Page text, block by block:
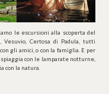
le escursioni alla scoperta del
Vesuvio, Certosa di Padula, tutti
gli amici, o con la famiglia. E per
con le lamparate notturne,
con la natura.